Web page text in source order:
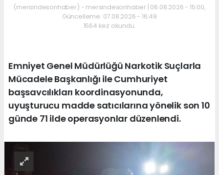
(mersindesonhaber) - mersindesonhaber | 06.08.2026 - 15:00,
Güncelleme: 07.08.2026 - 16:49
1564 kez okundu.
Emniyet Genel Müdürlüğü Narkotik Suçlarla
Mücadele Başkanlığı ile Cumhuriyet
başsavcılıkları koordinasyonunda,
uyuşturucu madde satıcılarına yönelik son 10
günde 71 ilde operasyonlar düzenlendi.